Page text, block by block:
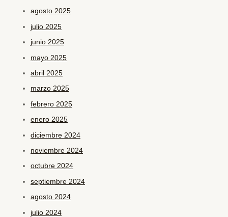
agosto 2025
julio 2025
junio 2025
mayo 2025
abril 2025
marzo 2025
febrero 2025
enero 2025
diciembre 2024
noviembre 2024
octubre 2024
septiembre 2024
agosto 2024
julio 2024